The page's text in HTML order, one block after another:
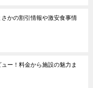
かの割引情報や激安食事情
ー！料金から施設の魅力ま